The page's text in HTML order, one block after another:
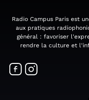
Radio Campus Paris est
aux pratiques
général : favoriser
rendre la culture et